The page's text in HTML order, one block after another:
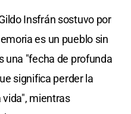
Insfrán sostuvo por
es un pueblo sin
una "fecha de profunda
significa perder la
mientras